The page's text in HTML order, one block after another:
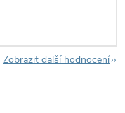
Zobrazit další hodnocení